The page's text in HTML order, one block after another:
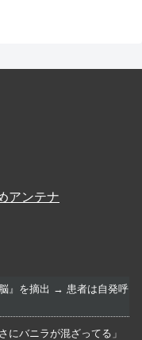
アンテナ
』を摘出 → 患者は自発呼
にバニラが混ざってる」